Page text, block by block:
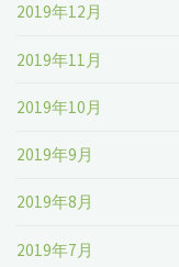
2019年12月
2019年11月
2019年10月
2019年9月
2019年8月
2019年7月